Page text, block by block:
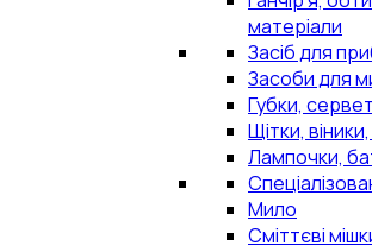
матеріали
Засіб для
Засоби для
Губки,
Щітки,
Лампочки,
Мило
Сміттєві